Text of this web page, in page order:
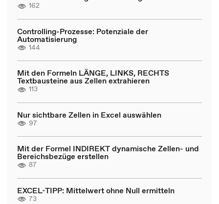
162
Controlling-Prozesse: Potenziale der
Automatisierung
144
Mit den Formeln LÄNGE, LINKS, RECHTS
Textbausteine aus Zellen extrahieren
113
Nur sichtbare Zellen in Excel auswählen
97
Mit der Formel INDIREKT dynamische Zellen- und
Bereichsbezüge erstellen
87
EXCEL-TIPP: Mittelwert ohne Null ermitteln
73